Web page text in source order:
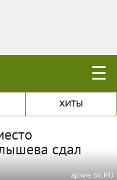
☰
ХИТЫ
сдал
архив 66.RU